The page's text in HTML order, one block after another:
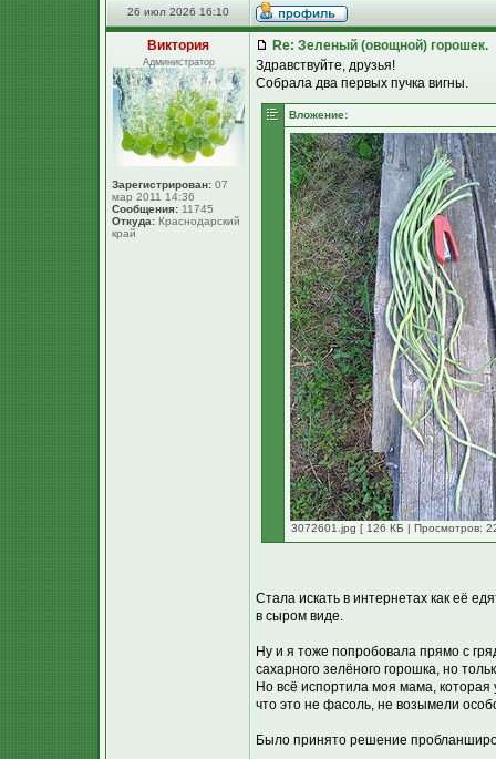
26 июл 2026 16:10
Виктория
Администратор
Зарегистрирован: 07
мар 2011 14:36
Сообщения: 11745
Откуда: Краснодарский
край
Re: Зеленый (овощной) горошек.
Здравствуйте, друзья!
Собрала два первых пучка вигны.
Вложение:
3072601.jpg [ 126 КБ | Просмотров:
Стала искать в интернетах как её
в сыром виде.
Ну и я тоже попробовала прямо с
сахарного зелёного горошка, но
Но всё испортила моя мама,
что это не фасоль, не возымели
Было принято решение